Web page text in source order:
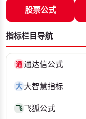
股票公式
指标栏目导航
通通达信公式
大 大智慧指标
飞 飞狐公式